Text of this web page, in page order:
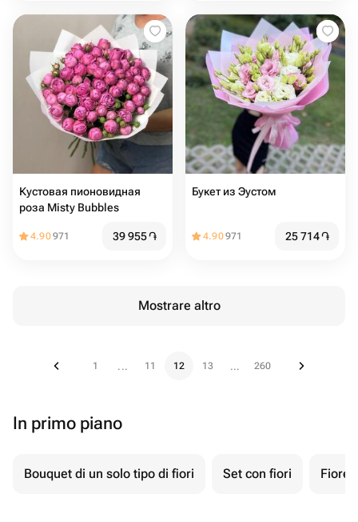
Кустовая пионовидная
роза Misty Bubbles
4.90971 39 955֏
Букет из Эустом
4.90971 25 714֏
Mostrare altro
1 ... 11 12 13 ... 260
In primo piano
Bouquet di un solo tipo di fiori Set con fiori Fiore